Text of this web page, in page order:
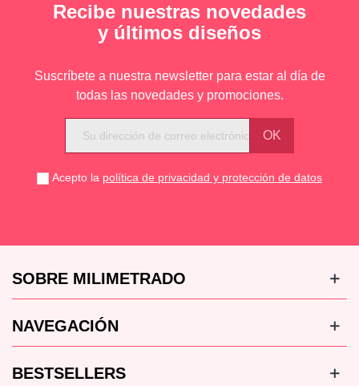
Recibe nuestras novedades
y últimos diseños
Suscríbete a nuestra newsletter para estar al día de
todas las novedades y promociones.
Acepto la política de privacidad y protección de datos
SOBRE MILIMETRADO
NAVEGACIÓN
BESTSELLERS